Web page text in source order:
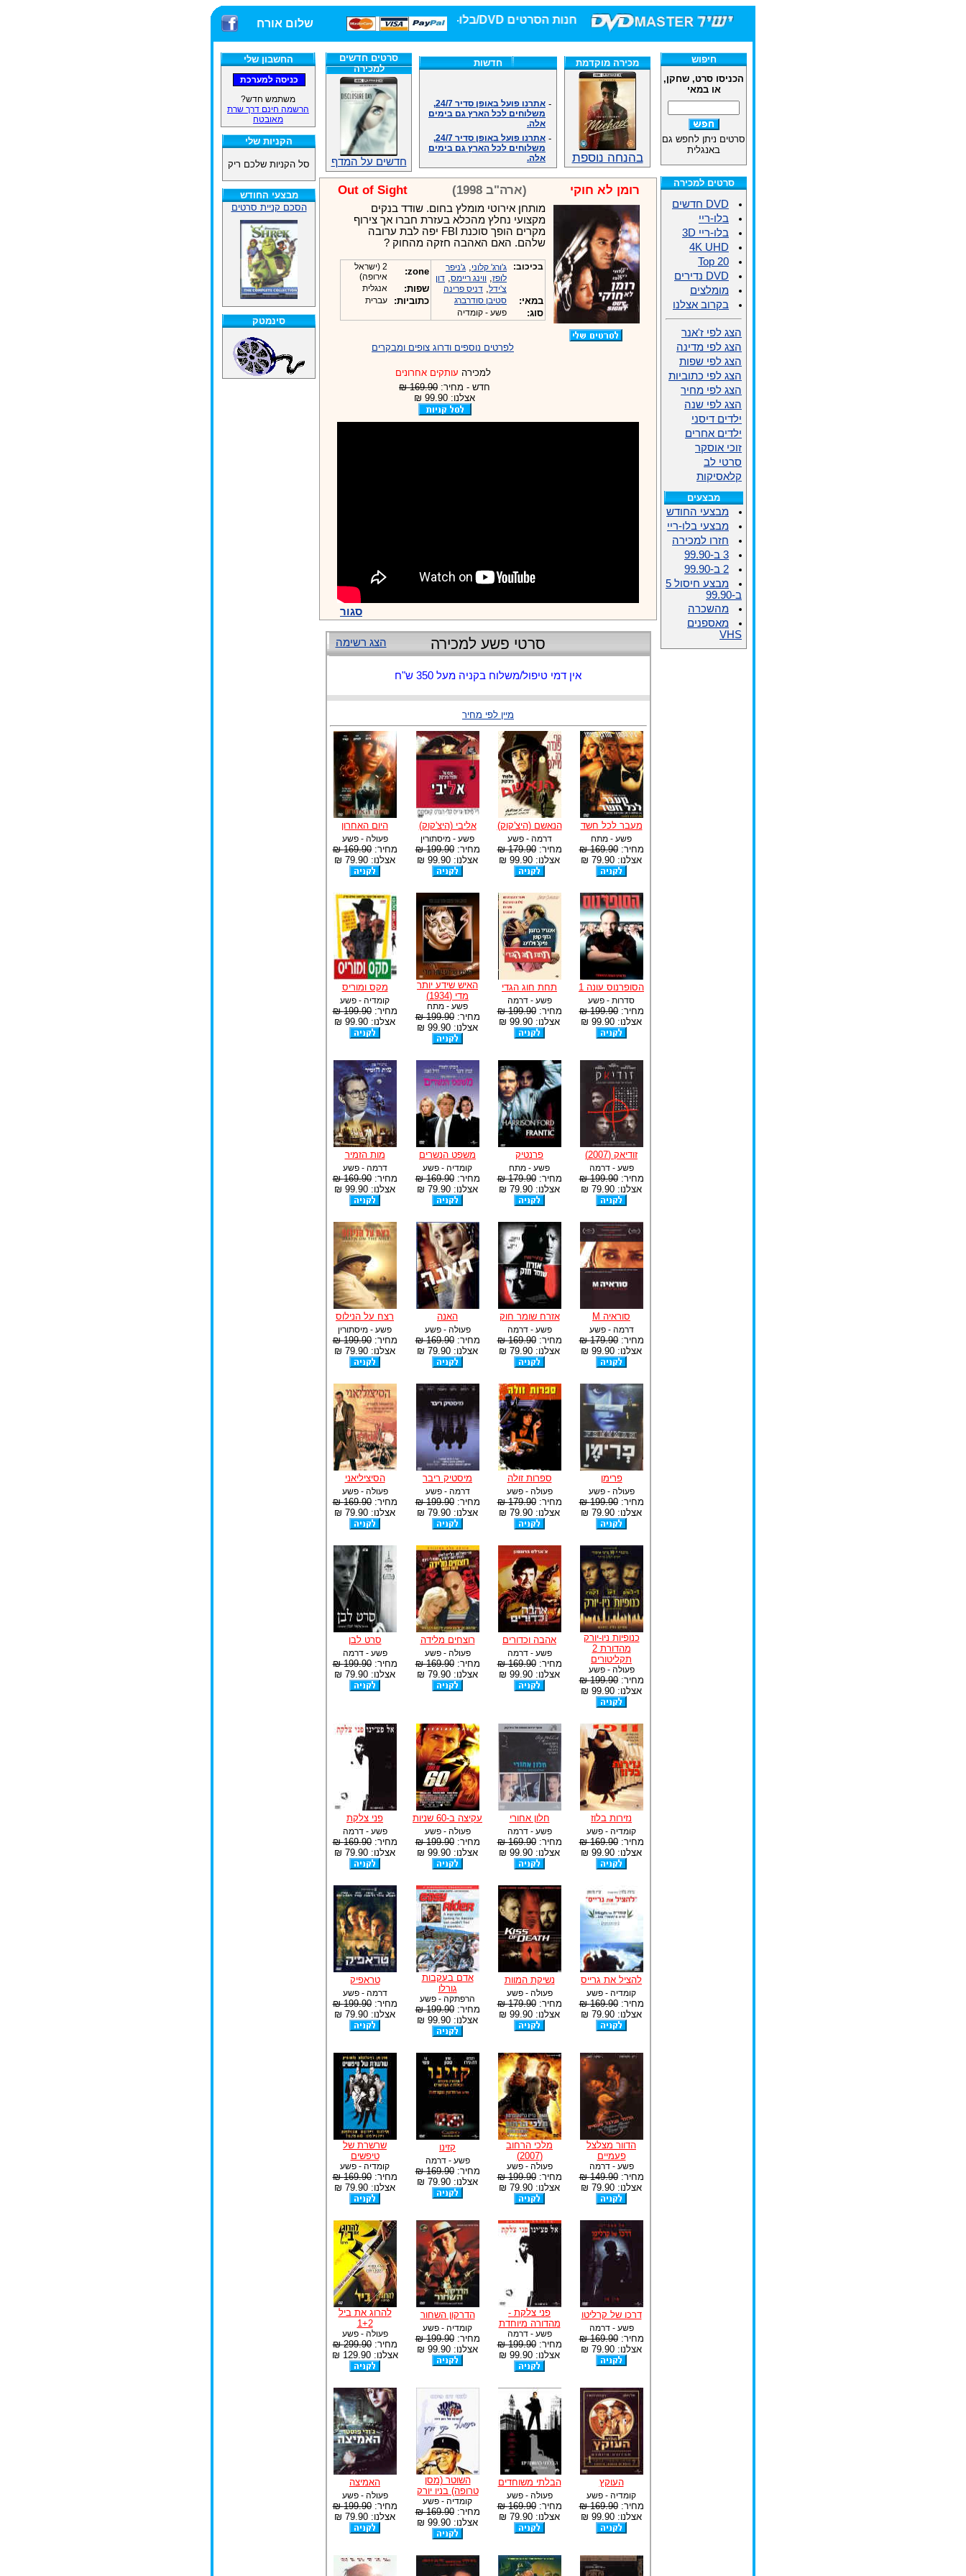
חנות הסרטים DVD/בלו-ריי/3D הגדולה ביותר! שלום אורח
החשבון שלי
משתמש חדש?
הרשמה חינם דרך שרת
מאובטח
הקניות שלי
סל הקניות שלכם ריק
מבצעי החודש
הסכם קניית סרטים
סינמטק
מכירה מוקדמת
בהנחה נוספת
חדשות
משלוחים לכל הארץ גם בימים
אלה.
משלוחים לכל הארץ גם בימים
אלה.
אנחנו כאן לכול שאלה וזמינים
במענה הטלפוני שלנו.ובמייל
.האתר לרשותכם פעיל 24/7
מענה טלפוני: 09-7652392
צוות דיוידי מאסטר ישיר.
זמינים במייל ובטלפון. האתר
לרשותכם פעיל 24/7
אנחנו כאן לכול שאלה וזמינים
במענה הטלפוני שלנו.ובמייל
.האתר לרשותכם 24/7
מענה טלפוני: 09-7652392
צוות דיוידי מאסטר ישיר.
סרטים חדשים
למכירה
חדשים על המדף
רומן לא חוקי (ארה"ב 1998) Out of Sight
מותחן אירוטי מומלץ בחום. שודד בנקים
מקצועי נחלץ מהכלא בעזרת חברו אך צירוף
מקרים הופך סוכנת FBI יפה לבת ערובה
שלהם. האם האהבה חזקה מהחוק ?
בכיכוב: ג'ורג' קלוני, ג'ניפר
לופז, ווינג ריימס, דון
צ'ידל, דניס פרינה
במאי: סטיבן סודרברג
סוג: פשע - קומדיה
zone:
2 (ישראל
אירופה)
שפות: אנגלית
כתוביות: עברית
לפרטים נוספים ודרוג צופים ומבקרים
למכירה עותקים אחרונים
חדש - מחיר: 169.90 ₪
אצלנו: 99.90 ₪
סגור
הצג רשימה סרטי פשע למכירה
אין דמי טיפול/משלוח בקניה מעל 350 ש"ח
מיין לפי מחיר
מעבר לכל חשד
פשע - מתח
מחיר:169.90 ₪
אצלנו: 79.90 ₪
הנאשם (היצ'קוק)
דרמה - פשע
מחיר:179.90 ₪
אצלנו: 99.90 ₪
אליבי (היצ'קוק)
פשע - מיסתורין
מחיר:199.90 ₪
אצלנו: 99.90 ₪
היום האחרון
פעולה - פשע
מחיר:169.90 ₪
אצלנו: 79.90 ₪
הסופרנוס עונה 1
סדרות - פשע
מחיר:199.90 ₪
אצלנו: 99.90 ₪
תחת חוג הגדי
פשע - דרמה
מחיר:199.90 ₪
אצלנו: 99.90 ₪
האיש שידע יותר
מדי (1934)
פשע - מתח
מחיר:199.90 ₪
אצלנו: 99.90 ₪
מקס ומוריס
קומדיה - פשע
מחיר:199.90 ₪
אצלנו: 99.90 ₪
זודיאק (2007)
פשע - דרמה
מחיר:199.90 ₪
אצלנו: 79.90 ₪
פרנטיק
פשע - מתח
מחיר:179.90 ₪
אצלנו: 79.90 ₪
משפט הנשרים
קומדיה - פשע
מחיר:169.90 ₪
אצלנו: 79.90 ₪
מות הזמיר
דרמה - פשע
מחיר:169.90 ₪
אצלנו: 99.90 ₪
סוראיה M
דרמה - פשע
מחיר:179.90 ₪
אצלנו: 99.90 ₪
אזרח שומר חוק
פשע - דרמה
מחיר:169.90 ₪
אצלנו: 79.90 ₪
האנה
פעולה - פשע
מחיר:169.90 ₪
אצלנו: 79.90 ₪
רצח על הנילוס
פשע - מיסתורין
מחיר:199.90 ₪
אצלנו: 79.90 ₪
פרימן
פעולה - פשע
מחיר:199.90 ₪
אצלנו: 79.90 ₪
ספרות זולה
פעולה - פשע
מחיר:179.90 ₪
אצלנו: 79.90 ₪
מיסטיק ריבר
דרמה - פשע
מחיר:199.90 ₪
אצלנו: 79.90 ₪
הסיציליאני
פעולה - פשע
מחיר:169.90 ₪
אצלנו: 79.90 ₪
כנופיות ניו-יורק
מהדורת 2
תקליטורים
פעולה - פשע
מחיר:199.90 ₪
אצלנו: 99.90 ₪
אהבה וכדורים
פשע - דרמה
מחיר:169.90 ₪
אצלנו: 99.90 ₪
רוצחים מלידה
פעולה - פשע
מחיר:169.90 ₪
אצלנו: 79.90 ₪
סרט לבן
פשע - דרמה
מחיר:199.90 ₪
אצלנו: 79.90 ₪
נזירות בלוז
קומדיה - פשע
מחיר:169.90 ₪
אצלנו: 99.90 ₪
חלון אחורי
פשע - דרמה
מחיר:169.90 ₪
אצלנו: 99.90 ₪
עקיצה ב-60 שניות
פעולה - פשע
מחיר:199.90 ₪
אצלנו: 99.90 ₪
פני צלקת
פשע - דרמה
מחיר:169.90 ₪
אצלנו: 79.90 ₪
להציל את גרייס
קומדיה - פשע
מחיר:169.90 ₪
אצלנו: 79.90 ₪
נשיקת המוות
פעולה - פשע
מחיר:179.90 ₪
אצלנו: 99.90 ₪
אדם בעקבות
גורלו
הרפתקה - פשע
מחיר:199.90 ₪
אצלנו: 99.90 ₪
טראפיק
דרמה - פשע
מחיר:199.90 ₪
אצלנו: 79.90 ₪
הדוור מצלצל
פעמיים
פשע - דרמה
מחיר:149.90 ₪
אצלנו: 79.90 ₪
מלכי הרחוב
(2007)
פעולה - פשע
מחיר:199.90 ₪
אצלנו: 79.90 ₪
קזינו
פשע - דרמה
מחיר:169.90 ₪
אצלנו: 79.90 ₪
שרשרת של
טיפשים
קומדיה - פשע
מחיר:169.90 ₪
אצלנו: 79.90 ₪
דרכו של קרליטו
פשע - דרמה
מחיר:169.90 ₪
אצלנו: 79.90 ₪
פני צלקת -
מהדורה מיוחדת
פשע - דרמה
מחיר:199.90 ₪
אצלנו: 99.90 ₪
הדרקון השחור
קומדיה - פשע
מחיר:199.90 ₪
אצלנו: 99.90 ₪
להרוג את ביל
1+2
פעולה - פשע
מחיר:299.90 ₪
אצלנו: 129.90 ₪
העוקץ
קומדיה - פשע
מחיר:169.90 ₪
אצלנו: 99.90 ₪
הבלתי משוחדים
פעולה - פשע
מחיר:169.90 ₪
אצלנו: 79.90 ₪
השוטר (מסן
טרופה) בניו יורק
קומדיה - פשע
מחיר:169.90 ₪
אצלנו: 99.90 ₪
האמיצה
פעולה - פשע
מחיר:199.90 ₪
אצלנו: 79.90 ₪
חיפוש
הכניסו סרט, שחקן,
או במאי
סרטים ניתן לחפש גם
באנגלית
סרטים למכירה
DVD חדשים
בלו-ריי
בלו-ריי 3D
4K UHD
Top 20
DVD נדירים
מומלצים
בקרוב אצלנו
הצג לפי ז'אנר
הצג לפי מדינה
הצג לפי שפות
הצג לפי כתוביות
הצג לפי מחיר
הצג לפי שנה
ילדים דיסני
ילדים אחרים
זוכי אוסקר
סרטי לב
קלאסיקות
מבצעים
מבצעי החודש
מבצעי בלו-ריי
חזרו למכירה
3 ב-99.90
2 ב-99.90
מבצע חיסול 5
ב-99.90
מהשכרה
מאספנים
VHS